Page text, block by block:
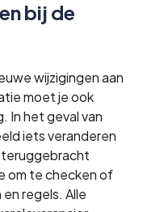
bij de
wijzigingen aan
moet je ook
In het geval van
iets veranderen
om te checken of
regels. Alle